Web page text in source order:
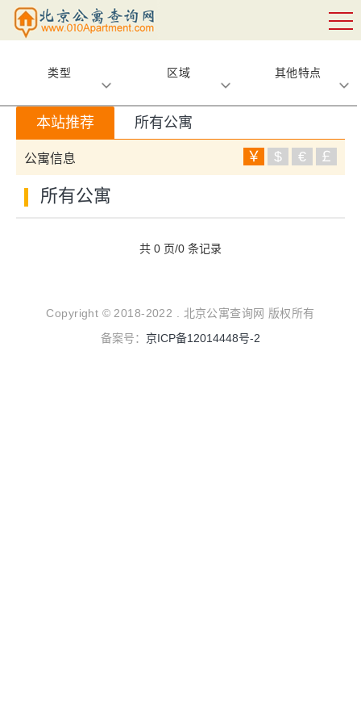
类型 区域 其他特点
本站推荐 所有公寓
公寓信息 ￥ $ € ￡
所有公寓
共 0 页/0 条记录
Copyright © 2018-2022 . 北京公寓查询网 版权所有
备案号： 京ICP备12014448号-2